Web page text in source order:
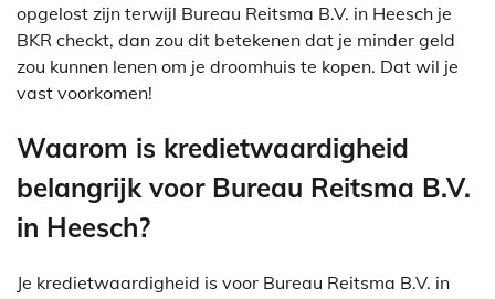
opgelost zijn terwijl Bureau Reitsma B.V. in Heesch je
BKR checkt, dan zou dit betekenen dat je minder geld
zou kunnen lenen om je droomhuis te kopen. Dat wil je
vast voorkomen!
Waarom is kredietwaardigheid
belangrijk voor Bureau Reitsma B.V.
in Heesch?
Je kredietwaardigheid is voor Bureau Reitsma B.V. in